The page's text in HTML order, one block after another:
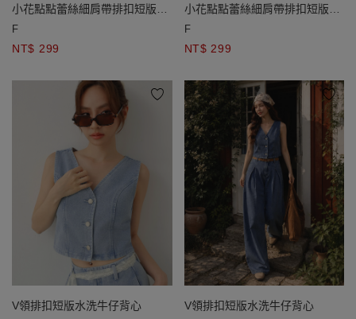
小花點點蕾絲細肩帶排扣短版
BRA背心
F
NT$ 299
小花點點蕾絲細肩帶排扣短版
BRA背心
F
NT$ 299
V領排扣短版水洗牛仔背心 V領排扣短版水洗牛仔背心